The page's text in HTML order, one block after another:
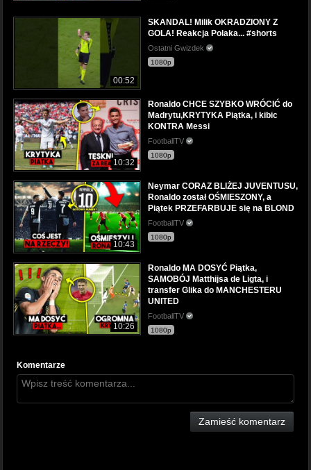
00:52
SKANDAL! Milik OKRADZIONY Z
GOLA! Reakcja Polaka... #shorts
Ostatni Gwizdek
1080p
10:32
Ronaldo CHCE SZYBKO WRÓCIĆ do
Madrytu,KRYTYKA Piątka, i kibic
KONTRA Messi
FootballTV
1080p
10:43
Neymar CORAZ BLIŻEJ JUVENTUSU,
Ronaldo został OŚMIESZONY, a
Piątek PRZEFARBUJE się na BLOND
FootballTV
1080p
10:26
Ronaldo MA DOSYĆ Piątka,
SAMOBÓJ Matthijsa de Ligta, i
transfer Glika do MANCHESTERU
UNITED
FootballTV
1080p
Komentarze
Zamieść komentarz